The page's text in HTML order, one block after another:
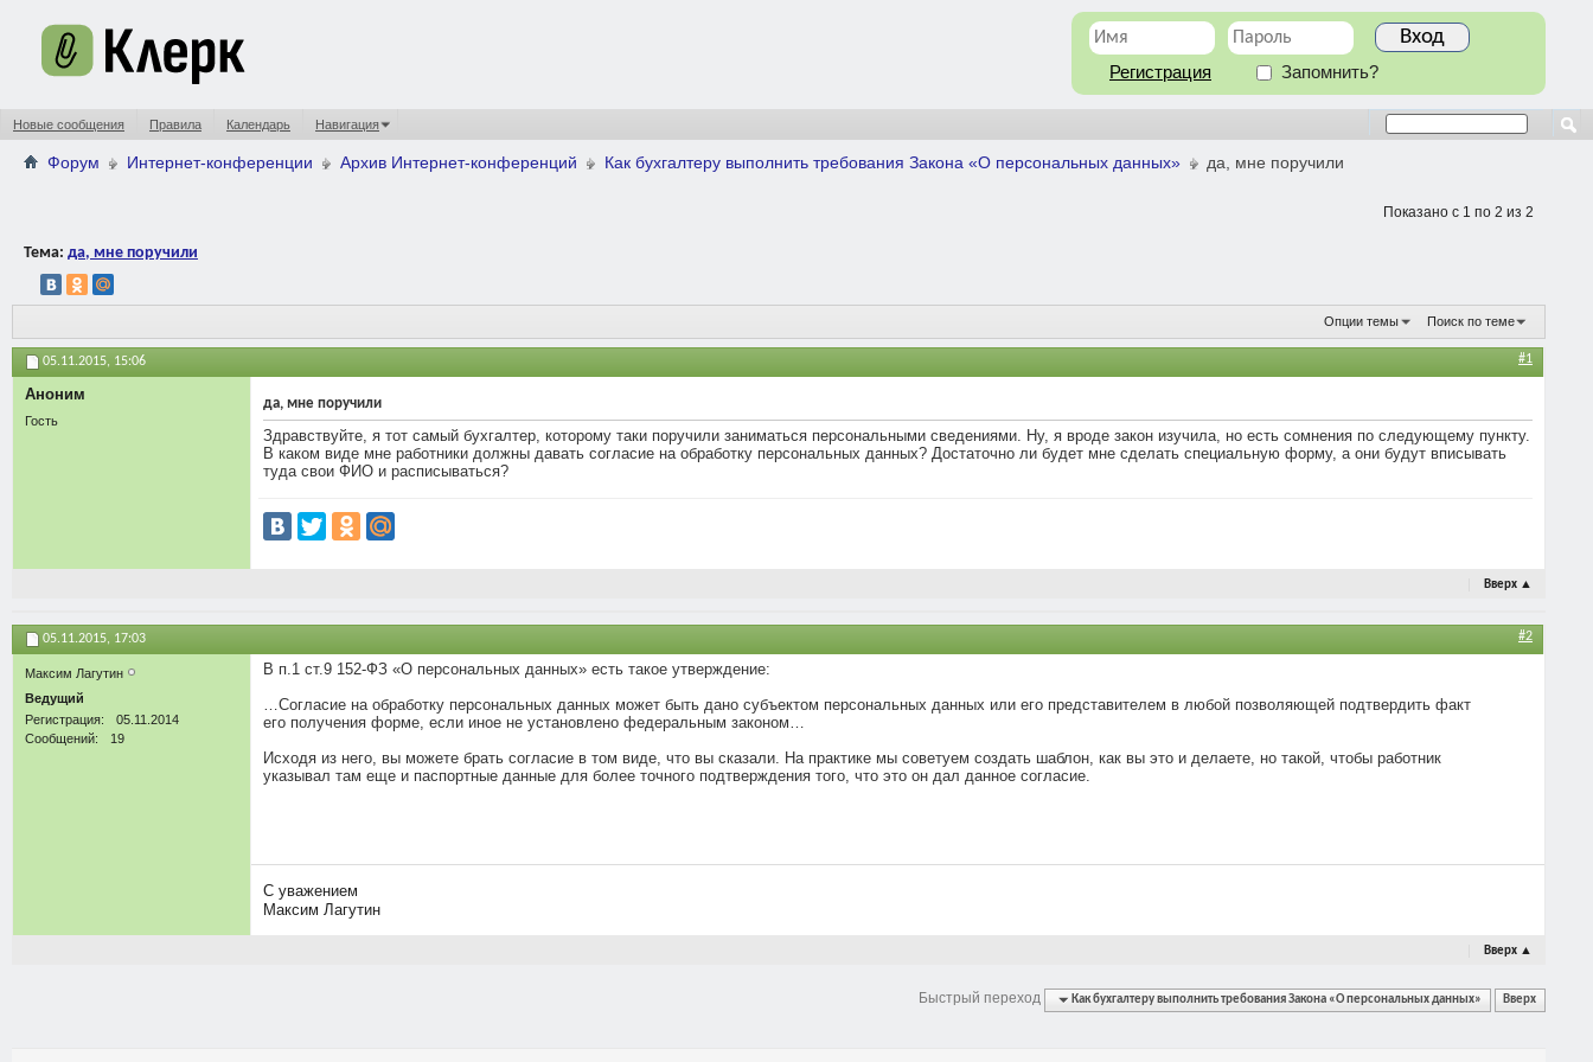
Регистрация Запомнить?
Новые сообщения Правила Календарь Навигация
Форум Интернет-конференции Архив Интернет-конференций Как бухгалтеру выполнить требования Закона «О персональных данных» да, мне поручили
Показано с 1 по 2 из 2
Тема: да, мне поручили
Опции темы Поиск по теме
05.11.2015, 15:06 #1
Аноним
Гость
да, мне поручили
Здравствуйте, я тот самый бухгалтер, которому таки поручили заниматься персональными сведениями. Ну, я вроде закон изучила, но есть сомнения по следующему пункту.
В каком виде мне работники должны давать согласие на обработку персональных данных? Достаточно ли будет мне сделать специальную форму, а они будут вписывать
туда свои ФИО и расписываться?
Вверх ▲
05.11.2015, 17:03 #2
Максим Лагутин
Ведущий
Регистрация
05.11.2014
Сообщений
19
В п.1 ст.9 152-ФЗ «О персональных данных» есть такое утверждение:
…Согласие на обработку персональных данных может быть дано субъектом персональных данных или его представителем в любой позволяющей подтвердить факт
его получения форме, если иное не установлено федеральным законом…
Исходя из него, вы можете брать согласие в том виде, что вы сказали. На практике мы советуем создать шаблон, как вы это и делаете, но такой, чтобы работник
указывал там еще и паспортные данные для более точного подтверждения того, что это он дал данное согласие.
С уважением
Максим Лагутин
Вверх ▲
Быстрый переход Как бухгалтеру выполнить требования Закона «О персональных данных» Вверх